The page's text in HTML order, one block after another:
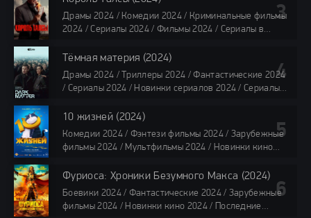
TVShows / Сериалы в озвучке LostFilm / Сериалы в
озвучке HDrezka Studio / Смотреть фильмы онлайн
все серии по 45 минут
Драмы 2024 / Комедии 2024 / Криминальные фильмы
2024 / Сериалы 2024 / Фильмы 2024 / Сериалы в
Сериалы в озвучке HDrezka Studio / Смотреть фильмы
онлайн
40 мин
Тёмная материя (2024)
Драмы 2024 / Триллеры 2024 / Фантастические 2024
/ Сериалы 2024 / Новинки сериалов 2024 / Сериалы
Сериалы в озвучке LostFilm / Сериалы в озвучке
HDrezka Studio / Смотреть фильмы онлайн
все серии по 45 мин.
10 жизней (2024)
Комедии 2024 / Фэнтези фильмы 2024 / Зарубежные
фильмы 2024 / Мультфильмы 2024 / Новинки кино
/ Фильмы 2024 / Популярные фильмы / Смотреть
фильмы онлайн
88 мин.
Фуриоса: Хроники Безумного Макса (2024)
Боевики 2024 / Фантастические 2024 / Зарубежные
фильмы 2024 / Новинки кино 2024 / Последние